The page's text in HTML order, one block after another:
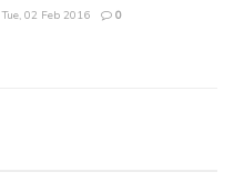
Tue, 02 Feb 2016 0